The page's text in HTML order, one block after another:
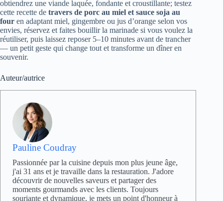
obtiendrez une viande laquée, fondante et croustillante; testez
cette recette de travers de porc au miel et sauce soja au
four en adaptant miel, gingembre ou jus d’orange selon vos
envies, réservez et faites bouillir la marinade si vous voulez la
réutiliser, puis laissez reposer 5–10 minutes avant de trancher
— un petit geste qui change tout et transforme un dîner en
souvenir.
Auteur/autrice
Pauline Coudray
Passionnée par la cuisine depuis mon plus jeune âge,
j'ai 31 ans et je travaille dans la restauration. J'adore
découvrir de nouvelles saveurs et partager des
moments gourmands avec les clients. Toujours
souriante et dynamique, je mets un point d'honneur à